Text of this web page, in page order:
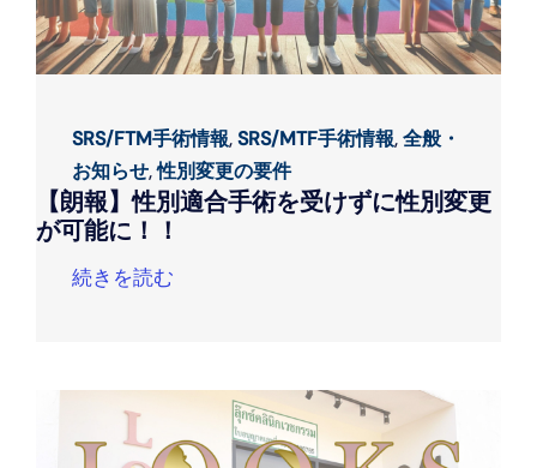
SRS/FTM手術情報,SRS/MTF手術情報,全般・
お知らせ,性別変更の要件
【朗報】性別適合手術を受けずに性別変更
が可能に！！
続きを読む